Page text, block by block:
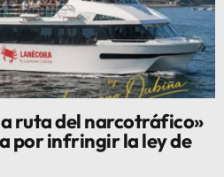
ruta del narcotráfico»
por infringir la ley de